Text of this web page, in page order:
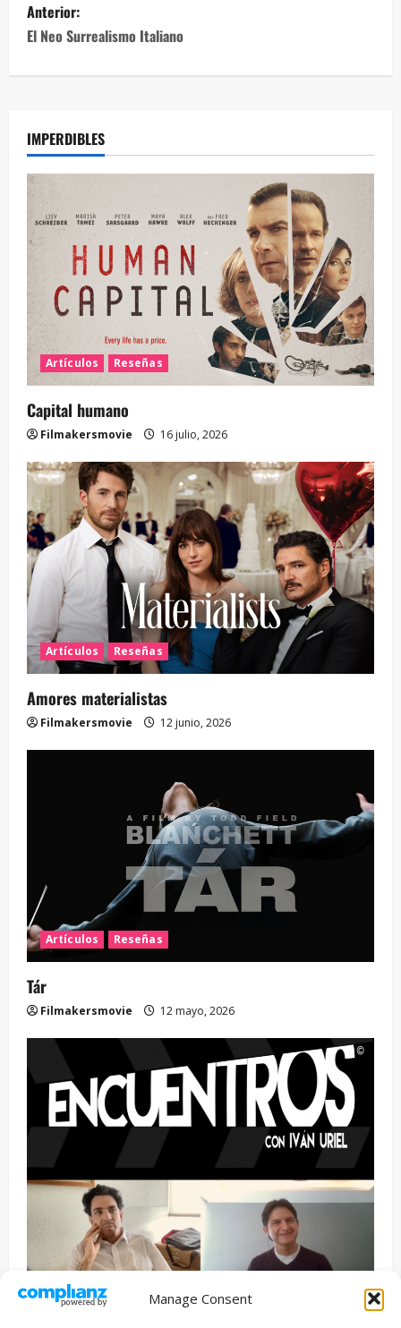
Manage Consent
Anterior:
El Neo Surrealismo Italiano
IMPERDIBLES
Artículos Reseñas
Capital humano
Filmakersmovie 16 julio, 2026
Artículos Reseñas
Amores materialistas
Filmakersmovie 12 junio, 2026
Artículos Reseñas
Tár
Filmakersmovie 12 mayo, 2026
Entrevista Series